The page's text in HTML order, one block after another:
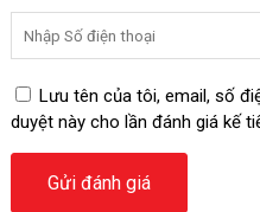
Lưu tên của tôi, email, số
duyệt này cho lần đánh giá kế